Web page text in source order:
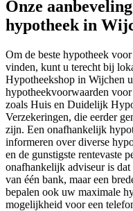
Onze
hypotheek in
Om de beste hypotheek
vinden, kunt u terecht bij
Hypotheekshop in Wijchen
hypotheekvoorwaarden
zoals Huis en Duidelijk
Verzekeringen, die eerder
zijn. Een onafhankelijk
informeren over diverse
en de gunstigste rentevaste
onafhankelijk adviseur is dat
van één bank, maar een
bepalen ook uw maximale
mogelijkheid voor een